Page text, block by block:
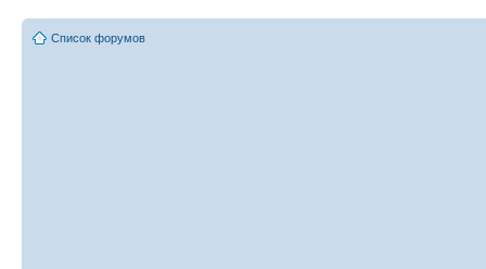
Список форумов